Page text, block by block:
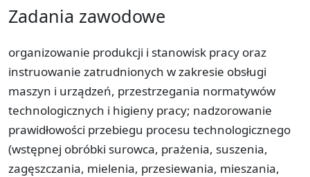
Zadania zawodowe
organizowanie produkcji i stanowisk pracy oraz
instruowanie zatrudnionych w zakresie obsługi
maszyn i urządzeń, przestrzegania normatywów
technologicznych i higieny pracy; nadzorowanie
prawidłowości przebiegu procesu technologicznego
(wstępnej obróbki surowca, prażenia, suszenia,
zagęszczania, mielenia, przesiewania, mieszania,